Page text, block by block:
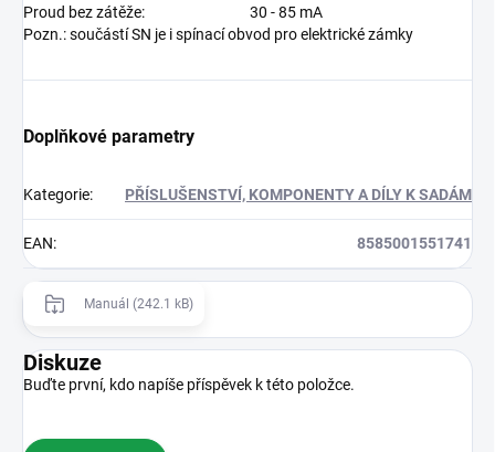
Proud bez zátěže:
30 - 85 mA
Pozn.: součástí SN je i spínací obvod pro elektrické zámky
Doplňkové parametry
Kategorie: PŘÍSLUŠENSTVÍ, KOMPONENTY A DÍLY K SADÁM
EAN: 8585001551741
Manuál (242.1 kB)
Diskuze
Buďte první, kdo napíše příspěvek k této položce.